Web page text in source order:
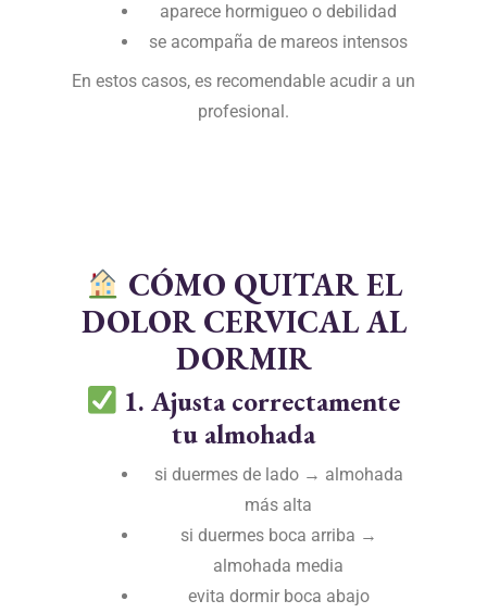
aparece hormigueo o debilidad
se acompaña de mareos intensos
En estos casos, es recomendable acudir a un
profesional.
CÓMO QUITAR EL
DOLOR CERVICAL AL
DORMIR
1. Ajusta correctamente
tu almohada
si duermes de lado → almohada
más alta
si duermes boca arriba →
almohada media
evita dormir boca abajo